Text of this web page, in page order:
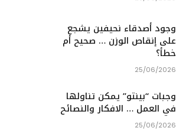
وجود أصدقاء نحيفين يشجع
على إنقاص الوزن … صحيح أم
خطأ؟
25/06/2026
وجبات “بينتو” يمكن تناولها
في العمل … الافكار والنصائح
25/06/2026